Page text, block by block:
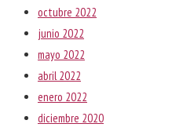
octubre 2022
junio 2022
mayo 2022
abril 2022
enero 2022
diciembre 2020